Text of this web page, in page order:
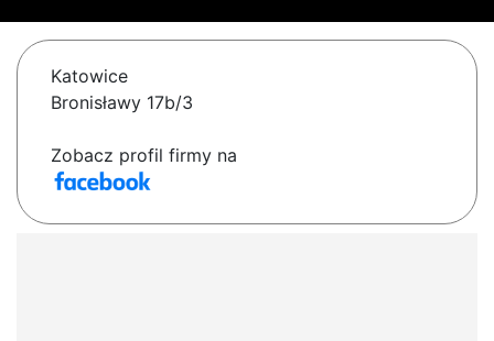
Katowice
Bronisławy 17b/3
Zobacz profil firmy na